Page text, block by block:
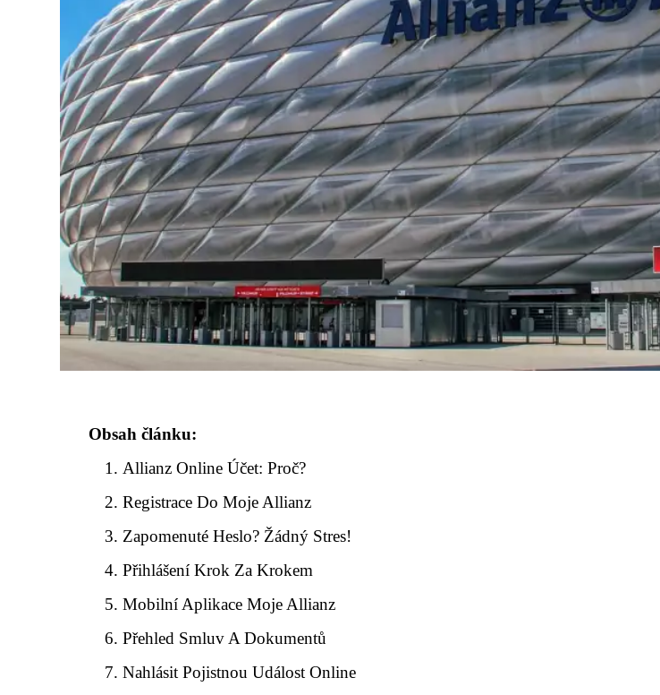
Obsah článku:
Allianz Online Účet: Proč?
Registrace Do Moje Allianz
Zapomenuté Heslo? Žádný Stres!
Přihlášení Krok Za Krokem
Mobilní Aplikace Moje Allianz
Přehled Smluv A Dokumentů
Nahlásit Pojistnou Událost Online